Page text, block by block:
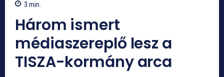
3 min.
Három ismert
médiaszereplő lesz a
TISZA-kormány arca